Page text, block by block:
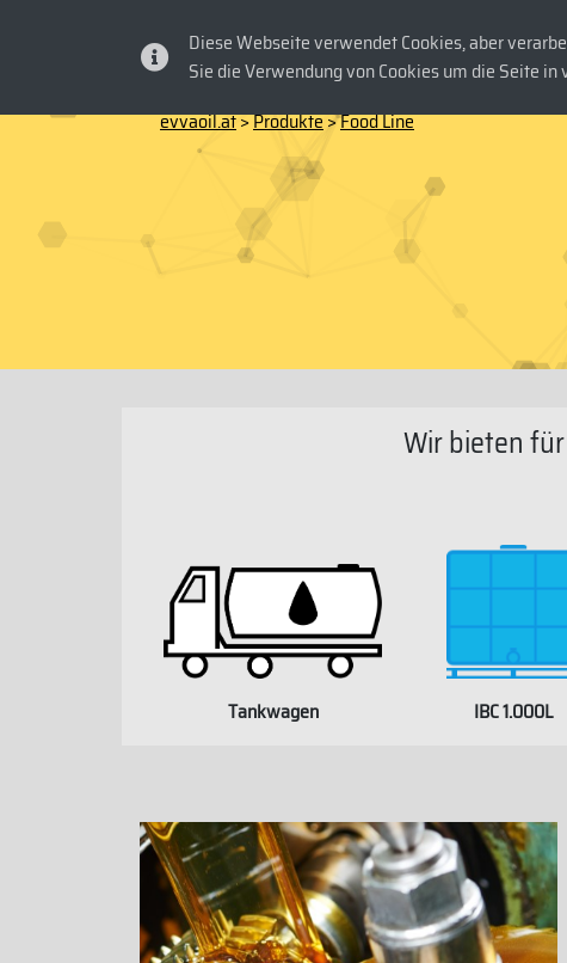
HOME
Diese Webseite verwendet Cookies, aber
Sie die Verwendung von Cookies um die Seite
evvaoil.at>Produkte>Food Line
Wir bieten
Tankwagen IBC 1.000L
WHITELABEL